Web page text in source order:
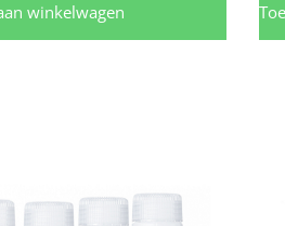
winkelwagen